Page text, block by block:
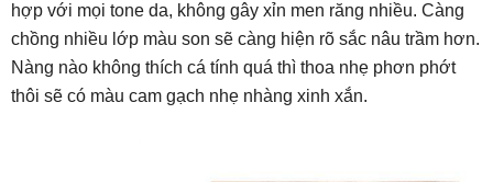
hợp với mọi tone da, không gây xỉn men răng nhiều. Càng
chồng nhiều lớp màu son sẽ càng hiện rõ sắc nâu trầm hơn.
Nàng nào không thích cá tính quá thì thoa nhẹ phơn phớt
thôi sẽ có màu cam gạch nhẹ nhàng xinh xắn.